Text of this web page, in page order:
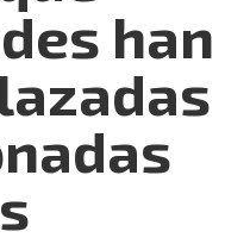
han